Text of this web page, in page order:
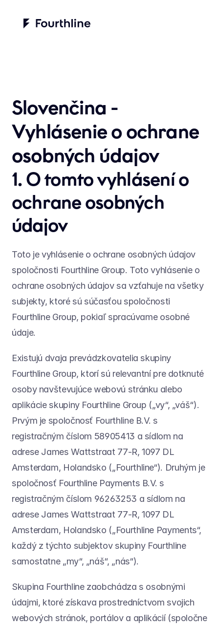
Slovenčina -
Vyhlásenie o ochrane
osobných údajov
1. O tomto vyhlásení o
ochrane osobných
údajov
Toto je vyhlásenie o ochrane osobných údajov
spoločnosti Fourthline Group. Toto vyhlásenie o
ochrane osobných údajov sa vzťahuje na všetky
subjekty, ktoré sú súčasťou spoločnosti
Fourthline Group, pokiaľ spracúvame osobné
údaje.
Existujú dvaja prevádzkovatelia skupiny
Fourthline Group, ktorí sú relevantní pre dotknuté
osoby navštevujúce webovú stránku alebo
aplikácie skupiny Fourthline Group („vy“, „váš“).
Prvým je spoločnosť Fourthline B.V. s
registračným číslom 58905413 a sídlom na
adrese James Wattstraat 77-R, 1097 DL
Amsterdam, Holandsko („Fourthline“). Druhým je
spoločnosť Fourthline Payments B.V. s
registračným číslom 96263253 a sídlom na
adrese James Wattstraat 77-R, 1097 DL
Amsterdam, Holandsko („Fourthline Payments“,
každý z týchto subjektov skupiny Fourthline
samostatne „my“, „náš“, „nás“).
Skupina Fourthline zaobchádza s osobnými
údajmi, ktoré získava prostredníctvom svojich
webových stránok, portálov a aplikácií (spoločne